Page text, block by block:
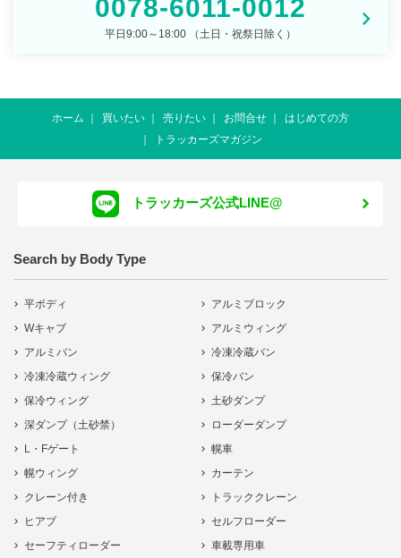
0078-6011-0012
平日9:00～18:00 （土日・祝祭日除く）
ホーム 買いたい 売りたい お問合せ
はじめての方
トラッカーズマガジン
トラッカーズ公式LINE@
Search by Body Type
平ボディ
アルミブロック
Wキャブ
アルミウィング
アルミバン
冷凍冷蔵バン
冷凍冷蔵ウィング
保冷バン
保冷ウィング
土砂ダンプ
深ダンプ（土砂禁）
ローダーダンプ
L・Fゲート
幌車
幌ウィング
カーテン
クレーン付き
トラッククレーン
ヒアブ
セルフローダー
セーフティローダー
車載専用車